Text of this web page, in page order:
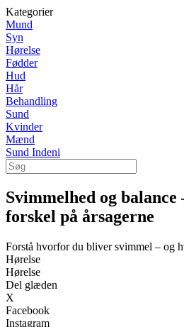
Kategorier
Mund
Syn
Hørelse
Fødder
Hud
Hår
Behandling
Sund
Kvinder
Mænd
Sund Indeni
Svimmelhed og
forskel på årsagerne
Forstå hvorfor du bliver svimmel – og
Hørelse
Hørelse
Del glæden
X
Facebook
Instagram